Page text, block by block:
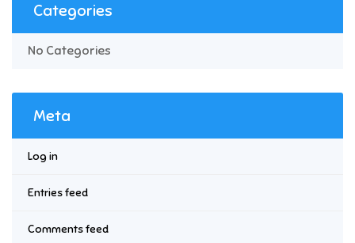
Categories
No Categories
Meta
Log in
Entries feed
Comments feed